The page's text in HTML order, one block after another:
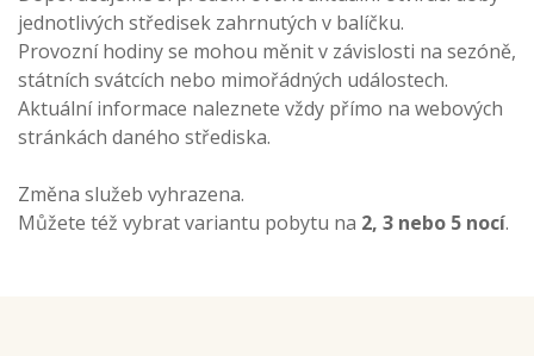
jednotlivých středisek zahrnutých v balíčku.
Provozní hodiny se mohou měnit v závislosti na sezóně,
státních svátcích nebo mimořádných událostech.
Aktuální informace naleznete vždy přímo na webových
stránkách daného střediska.
Změna služeb vyhrazena.
Můžete též vybrat variantu pobytu na 2, 3 nebo 5 nocí.